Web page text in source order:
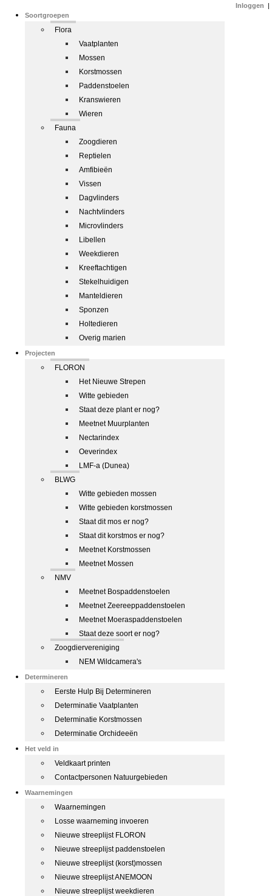
Soortgroepen
Flora
Vaatplanten
Mossen
Korstmossen
Paddenstoelen
Kranswieren
Wieren
Fauna
Zoogdieren
Reptielen
Amfibieën
Vissen
Dagvlinders
Nachtvlinders
Microvlinders
Libellen
Weekdieren
Kreeftachtigen
Stekelhuidigen
Manteldieren
Sponzen
Holtedieren
Overig marien
Projecten
FLORON
Het Nieuwe Strepen
Witte gebieden
Staat deze plant er nog?
Meetnet Muurplanten
Nectarindex
Oeverindex
LMF-a (Dunea)
BLWG
Witte gebieden mossen
Witte gebieden korstmossen
Staat dit mos er nog?
Staat dit korstmos er nog?
Meetnet Korstmossen
Meetnet Mossen
NMV
Meetnet Bospaddenstoelen
Meetnet Zeereeppaddenstoelen
Meetnet Moeraspaddenstoelen
Staat deze soort er nog?
Zoogdiervereniging
NEM Wildcamera's
Determineren
Eerste Hulp Bij Determineren
Determinatie Vaatplanten
Determinatie Korstmossen
Determinatie Orchideeën
Het veld in
Veldkaart printen
Contactpersonen Natuurgebieden
Waarnemingen
Waarnemingen
Losse waarneming invoeren
Nieuwe streeplijst FLORON
Nieuwe streeplijst paddenstoelen
Nieuwe streeplijst (korst)mossen
Nieuwe streeplijst ANEMOON
Nieuwe streeplijst weekdieren
Inloggen |